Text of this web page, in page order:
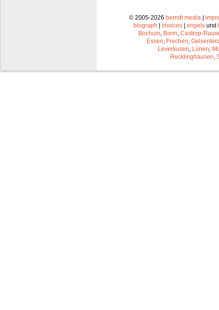
© 2005-2026 berndt media |
biograph | choices | engels und
Bochum Bonn Castrop-
Essen Frechen
Leverkusen Lünen
Recklinghausen